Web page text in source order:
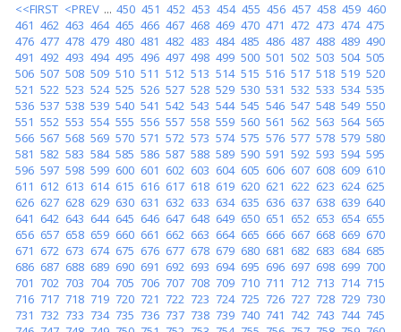
<<FIRST <PREV ... 450 451 452 453 454 455 456 457 458 459 460
461 462 463 464 465 466 467 468 469 470 471 472 473 474 475
476 477 478 479 480 481 482 483 484 485 486 487 488 489 490
491 492 493 494 495 496 497 498 499 500 501 502 503 504 505
506 507 508 509 510 511 512 513 514 515 516 517 518 519 520
521 522 523 524 525 526 527 528 529 530 531 532 533 534 535
536 537 538 539 540 541 542 543 544 545 546 547 548 549 550
551 552 553 554 555 556 557 558 559 560 561 562 563 564 565
566 567 568 569 570 571 572 573 574 575 576 577 578 579 580
581 582 583 584 585 586 587 588 589 590 591 592 593 594 595
596 597 598 599 600 601 602 603 604 605 606 607 608 609 610
611 612 613 614 615 616 617 618 619 620 621 622 623 624 625
626 627 628 629 630 631 632 633 634 635 636 637 638 639 640
641 642 643 644 645 646 647 648 649 650 651 652 653 654 655
656 657 658 659 660 661 662 663 664 665 666 667 668 669 670
671 672 673 674 675 676 677 678 679 680 681 682 683 684 685
686 687 688 689 690 691 692 693 694 695 696 697 698 699 700
701 702 703 704 705 706 707 708 709 710 711 712 713 714 715
716 717 718 719 720 721 722 723 724 725 726 727 728 729 730
731 732 733 734 735 736 737 738 739 740 741 742 743 744 745